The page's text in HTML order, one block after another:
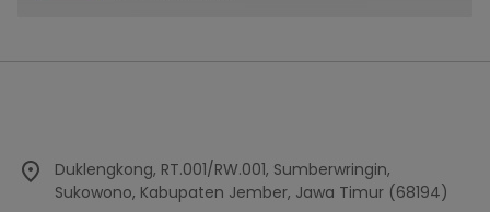
Duklengkong, RT.001/RW.001, Sumberwringin,
Sukowono, Kabupaten Jember, Jawa Timur (68194)